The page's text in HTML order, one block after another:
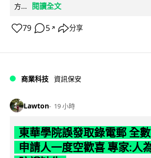
方...
閱讀全文
79 5 ↗ 分享
商業科技 資訊保安
Lawton 19 小時
東華學院誤發取錄電郵 全
申請人一度空歡喜 專家:人